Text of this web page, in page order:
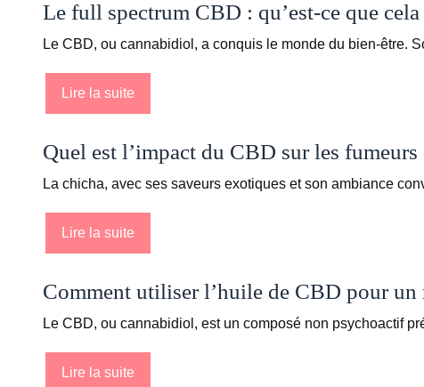
Le full spectrum CBD : qu’est-ce que
Le CBD, ou cannabidiol, a conquis le monde du bien-être.
Lire la suite
Quel est l’impact du CBD sur les fumeurs
La chicha, avec ses saveurs exotiques et son ambiance
Lire la suite
Comment utiliser l’huile de CBD pour un
Le CBD, ou cannabidiol, est un composé non psychoactif
Lire la suite